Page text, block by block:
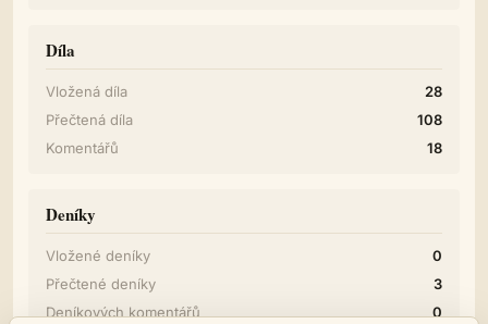
Díla
Vložená díla
28
Přečtená díla
108
Komentářů
18
Deníky
Vložené deníky
0
Přečtené deníky
3
Deníkových komentářů
0